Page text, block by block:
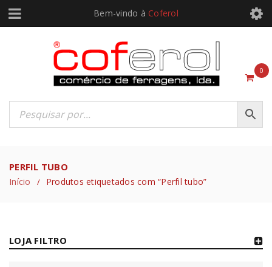
Bem-vindo à Coferol
0
PERFIL TUBO
Início / Produtos etiquetados com “Perfil tubo”
LOJA FILTRO